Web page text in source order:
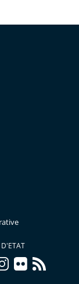
D'ETAT
flickr rss